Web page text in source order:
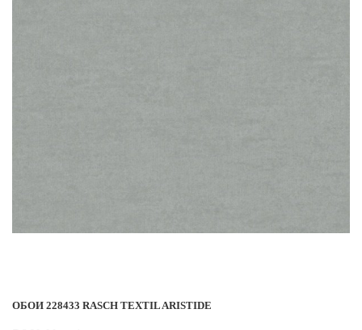
ОБОИ 228433 RASCH TEXTIL ARISTIDE